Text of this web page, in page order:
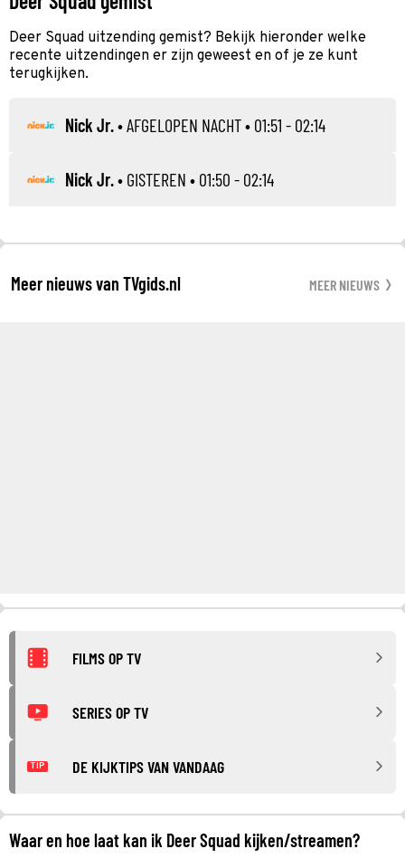
Deer Squad uitzending gemist? Bekijk hieronder welke
recente uitzendingen er zijn geweest en of je ze kunt
terugkijken.
Nick Jr.•AFGELOPEN NACHT• 01:51 - 02:14
Nick Jr.• GISTEREN • 01:50 - 02:14
Meer nieuws van TVgids.nl MEER NIEUWS
FILMS OP TV
SERIES OP TV
TIP DE KIJKTIPS VAN VANDAAG
Waar en hoe laat kan ik Deer Squad kijken/streamen?